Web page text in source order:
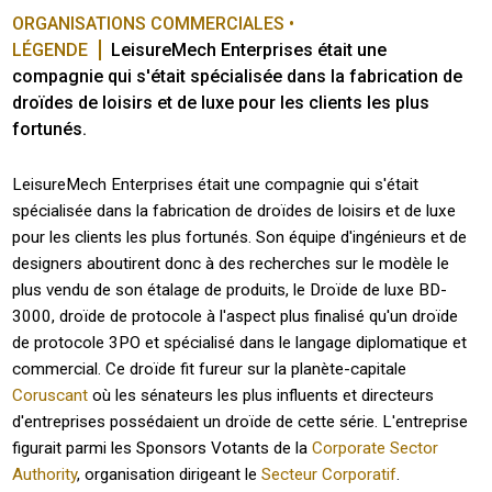
ORGANISATIONS COMMERCIALES •
LÉGENDE
LeisureMech Enterprises était une
compagnie qui s'était spécialisée dans la fabrication de
droïdes de loisirs et de luxe pour les clients les plus
fortunés.
LeisureMech Enterprises était une compagnie qui s'était
spécialisée dans la fabrication de droïdes de loisirs et de luxe
pour les clients les plus fortunés. Son équipe d'ingénieurs et de
designers aboutirent donc à des recherches sur le modèle le
plus vendu de son étalage de produits, le Droïde de luxe BD-
3000, droïde de protocole à l'aspect plus finalisé qu'un droïde
de protocole 3PO et spécialisé dans le langage diplomatique et
commercial. Ce droïde fit fureur sur la planète-capitale
Coruscant où les sénateurs les plus influents et directeurs
d'entreprises possédaient un droïde de cette série. L'entreprise
figurait parmi les Sponsors Votants de laCorporate Sector
Authority, organisation dirigeant leSecteur Corporatif.